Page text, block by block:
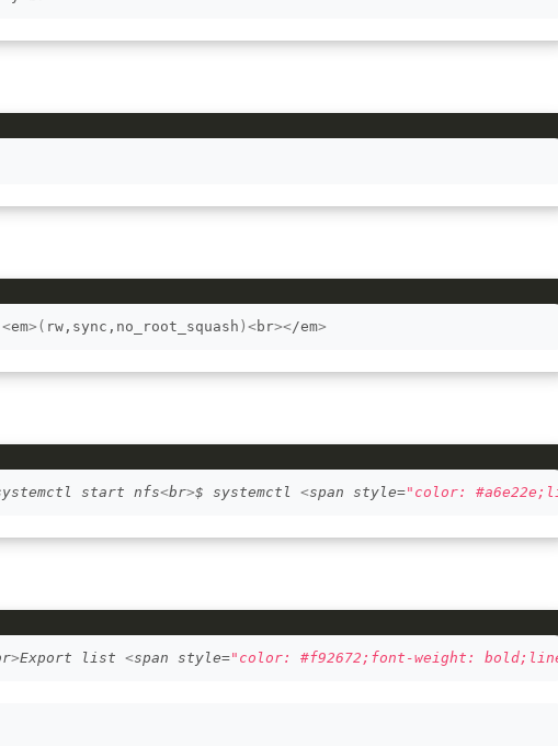
<em>( rw,sync,no_root_squash )<br></em>
start nfs<br>$ systemctl <span style="color:
>Export list <span style="color: #f92672;font-weight: